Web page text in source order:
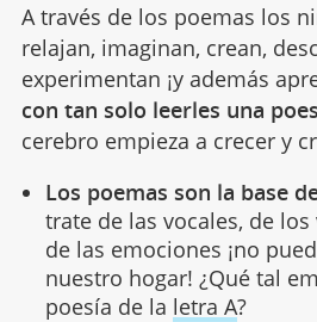
A través de los poemas los
relajan, imaginan, crean,
experimentan ¡y además
con tan solo leerles una
cerebro empieza a crecer y
Los poemas son la base
trate de las vocales, de
de las emociones ¡no
nuestro hogar! ¿Qué tal
poesía de la letra A?